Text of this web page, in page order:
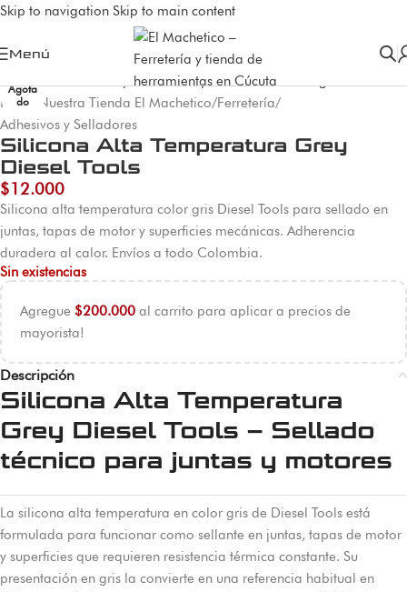
Skip to navigation Skip to main content
Menú
Agota
do
Inicio Nuestra Tienda El Machetico/Ferretería/
Adhesivos y Selladores
Silicona Alta Temperatura Grey
Diesel Tools
$12.000
Silicona alta temperatura color gris Diesel Tools para sellado en
juntas, tapas de motor y superficies mecánicas. Adherencia
duradera al calor. Envíos a todo Colombia.
Sin existencias
Agregue $200.000 al carrito para aplicar a precios de
mayorista!
Descripción
Silicona Alta Temperatura
Grey Diesel Tools – Sellado
técnico para juntas y motores
La silicona alta temperatura en color gris de Diesel Tools está
formulada para funcionar como sellante en juntas, tapas de motor
y superficies que requieren resistencia térmica constante. Su
presentación en gris la convierte en una referencia habitual en